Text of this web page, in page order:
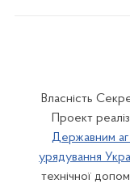
Власність
Проект
Державним
урядування
технічної